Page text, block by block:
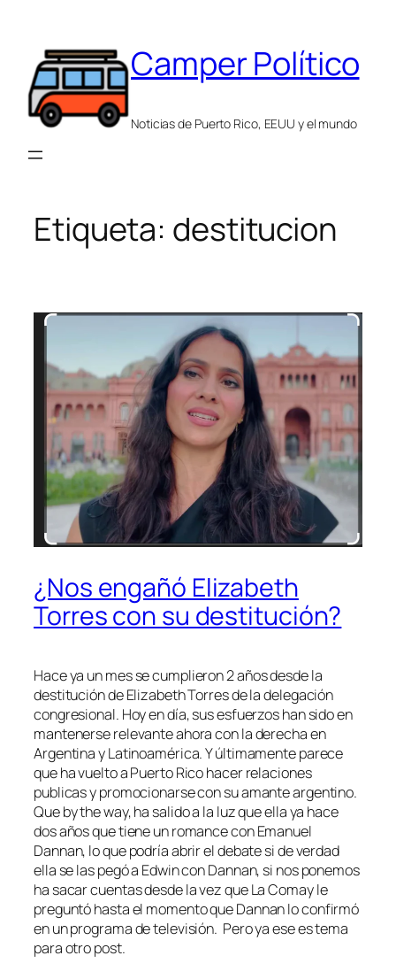
contenido
Camper Político
Noticias de Puerto Rico, EEUU y el mundo
Etiqueta: destitucion
¿Nos engañó Elizabeth
Torres con su destitución?
Hace ya un mes se cumplieron 2 años desde la
destitución de Elizabeth Torres de la delegación
congresional. Hoy en día, sus esfuerzos han sido en
mantenerse relevante ahora con la derecha en
Argentina y Latinoamérica. Y últimamente parece
que ha vuelto a Puerto Rico hacer relaciones
publicas y promocionarse con su amante argentino.
Que by the way, ha salido a la luz que ella ya hace
dos años que tiene un romance con Emanuel
Dannan, lo que podría abrir el debate si de verdad
ella se las pegó a Edwin con Dannan, si nos ponemos
ha sacar cuentas desde la vez que La Comay le
preguntó hasta el momento que Dannan lo confirmó
en un programa de televisión. Pero ya ese es tema
para otro post.